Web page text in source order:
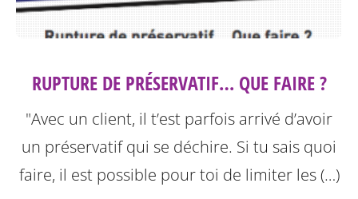
RUPTURE DE PRÉSERVATIF… QUE FAIRE ?
"Avec un client, il t’est parfois arrivé d’avoir
un préservatif qui se déchire. Si tu sais quoi
faire, il est possible pour toi de limiter les (…)